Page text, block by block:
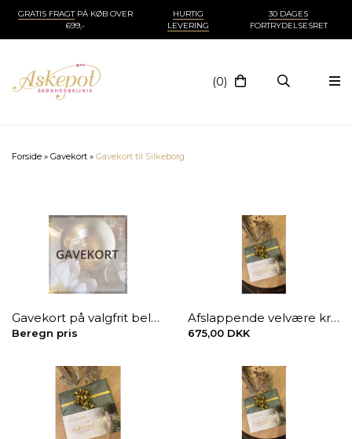
GRATIS FRAGTPÅ KØB OVER
699,-
HURTIG
LEVERING
30 DAGES
FORTRYDELSESRET
(0)
Forside » Gavekort » Gavekort til Silkeborg
Gavekort på valgfrit beløb
Beregn pris
Afslappende velvære kropsmassage 60 min.
675,00 DKK